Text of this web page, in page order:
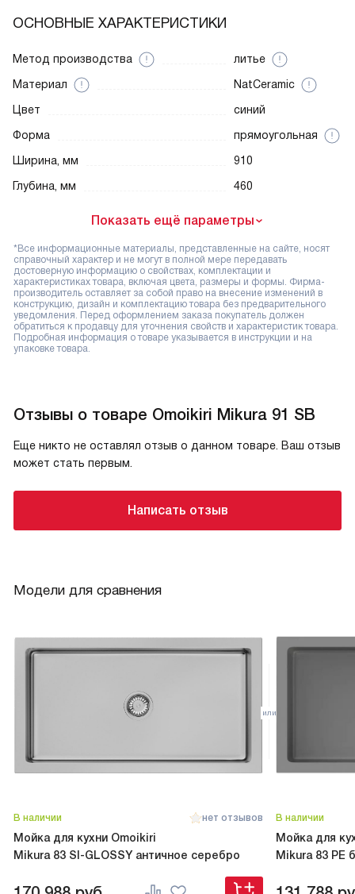
ОСНОВНЫЕ ХАРАКТЕРИСТИКИ
Метод производства
литье
Материал
NatCeramic
Цвет
синий
Форма
прямоугольная
Ширина, мм
910
Глубина, мм
460
Показать ещё параметры
*Все информационные материалы, представленные на сайте, носят
справочный характер и не могут в полной мере передавать
достоверную информацию о свойствах, комплектации и
характеристиках товара, включая цвета, размеры и формы. Фирма-
производитель оставляет за собой право на внесение изменений в
конструкцию, дизайн и комплектацию товара без предварительного
уведомления. Перед оформлением заказа покупатель должен
обратиться к продавцу для уточнения свойств и характеристик товара.
Подробная информация о товаре указывается в инструкции и на
упаковке товара.
Отзывы о товаре Omoikiri Mikura 91 SB
Еще никто не оставлял отзыв о данном товаре. Ваш отзыв
может стать первым.
Написать отзыв
Модели для сравнения
В наличии нет отзывов
Мойка для кухни Omoikiri
Mikura 83 SI-GLOSSY античное серебро
В наличии
Мойка для
Mikura 83 PE